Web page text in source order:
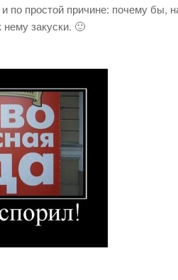
по простой причине: почему бы,
закуски. 🙂